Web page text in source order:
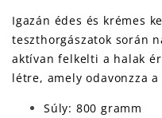
Igazán édes és krémes
teszthorgászatok során
aktívan felkelti a halak
létre, amely odavonzza
Súly: 800 gramm